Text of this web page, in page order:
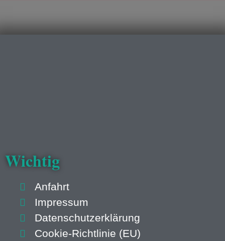
Wichtig
Anfahrt
Impressum
Datenschutzerklärung
Cookie-Richtlinie (EU)